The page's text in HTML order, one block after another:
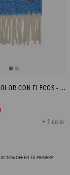
BUFANDA BICOLOR CON FLECOS - CELESTE
+ 1 color
10% OFF EN TU PRIMERA